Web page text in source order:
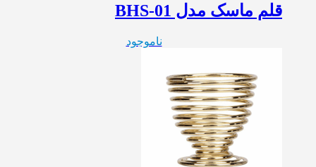
قلم ماسک مدل BHS-01
ناموجود